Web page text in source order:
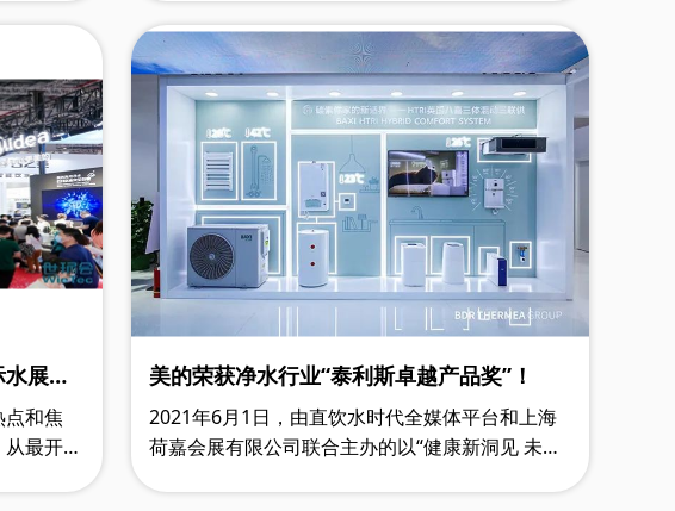
展助
和焦
最开始
美的荣获净水行业“泰利斯卓越产品奖”！
2021年6月1日，由直饮水时代全媒体平台和上海
荷嘉会展有限公司联合主办的以“健康新洞见 未来